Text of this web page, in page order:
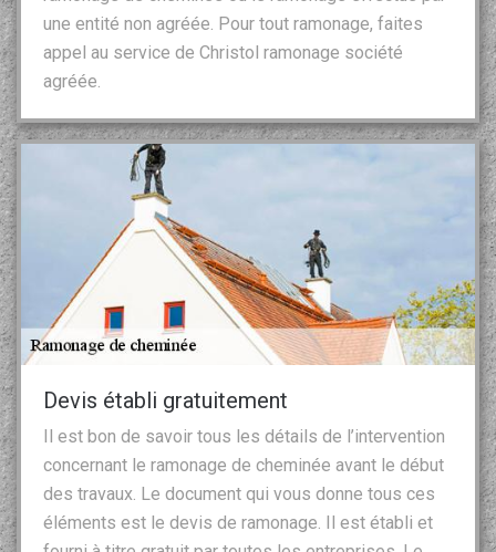
une entité non agréée. Pour tout ramonage, faites
appel au service de Christol ramonage société
agréée.
Devis établi gratuitement
Il est bon de savoir tous les détails de l’intervention
concernant le ramonage de cheminée avant le début
des travaux. Le document qui vous donne tous ces
éléments est le devis de ramonage. Il est établi et